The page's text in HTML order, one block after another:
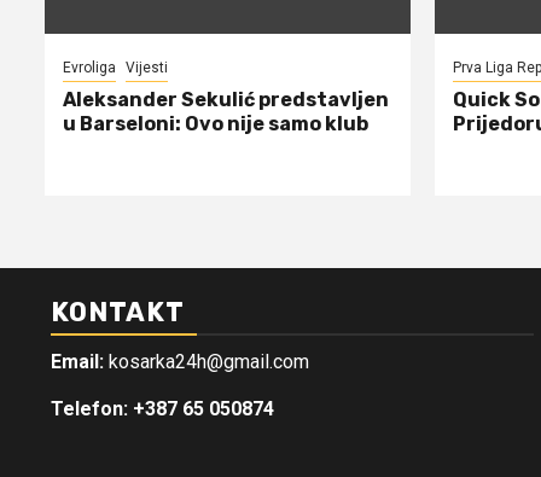
Evroliga Vijesti
Aleksander Sekulić predstavljen
u Barseloni: Ovo nije samo klub
Prva Liga
Quick
KONTAKT
Email: kosarka24h@gmail.com
Telefon: +387 65 050874